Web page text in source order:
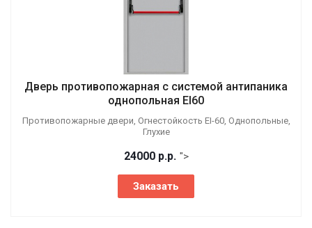
Дверь противопожарная с системой антипаника
однопольная EI60
Противопожарные двери, Огнестойкость EI-60, Однопольные,
Глухие
24000 р.р. ">
Заказать